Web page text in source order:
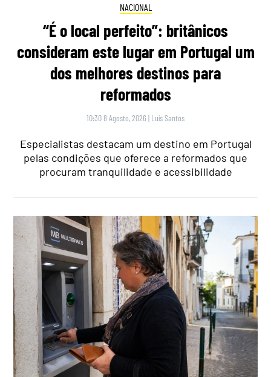
NACIONAL
“É o local perfeito”: britânicos
consideram este lugar em Portugal um
dos melhores destinos para
reformados
10:30 8 Agosto, 2026 | Luís Santos
Especialistas destacam um destino em Portugal
pelas condições que oferece a reformados que
procuram tranquilidade e acessibilidade